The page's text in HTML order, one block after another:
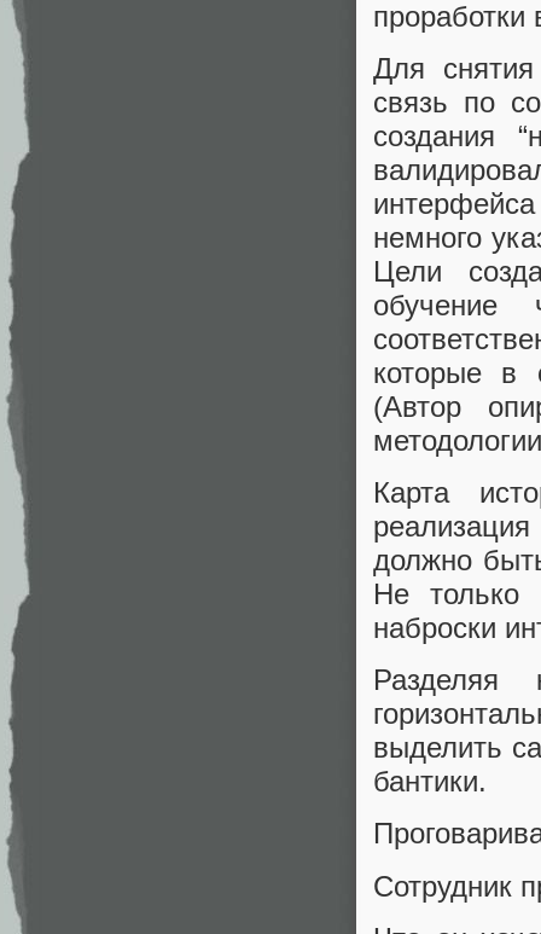
проработки
Для
связь по
создания
немного
Цели
обучение
которые в
(Автор
Карта
должно
Не
наброски
Разделяя
выделить
бантики.
Сотрудник